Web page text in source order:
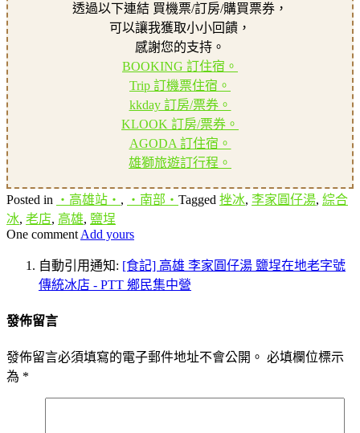
透過以下連結 買機票/訂房/購買票券，
可以讓我獲取小小回饋，
感謝您的支持。
BOOKING 訂住宿。
Trip 訂機票住宿。
kkday 訂房/票券。
KLOOK 訂房/票券。
AGODA 訂住宿。
雄獅旅遊訂行程。
Posted in ‧高雄站‧ , ‧南部‧ Tagged 挫冰, 李家圓仔湯, 綜合
冰, 老店, 高雄, 鹽埕
One comment Add yours
自動引用通知: [食記] 高雄 李家圓仔湯 鹽埕在地老字號
傳統冰店 - PTT 鄉民集中營
發佈留言
發佈留言必須填寫的電子郵件地址不會公開。 必填欄位標示
為 *